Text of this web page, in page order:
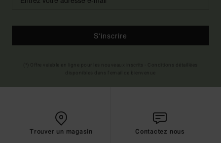
S'inscrire
Trouver un magasin Contactez nous